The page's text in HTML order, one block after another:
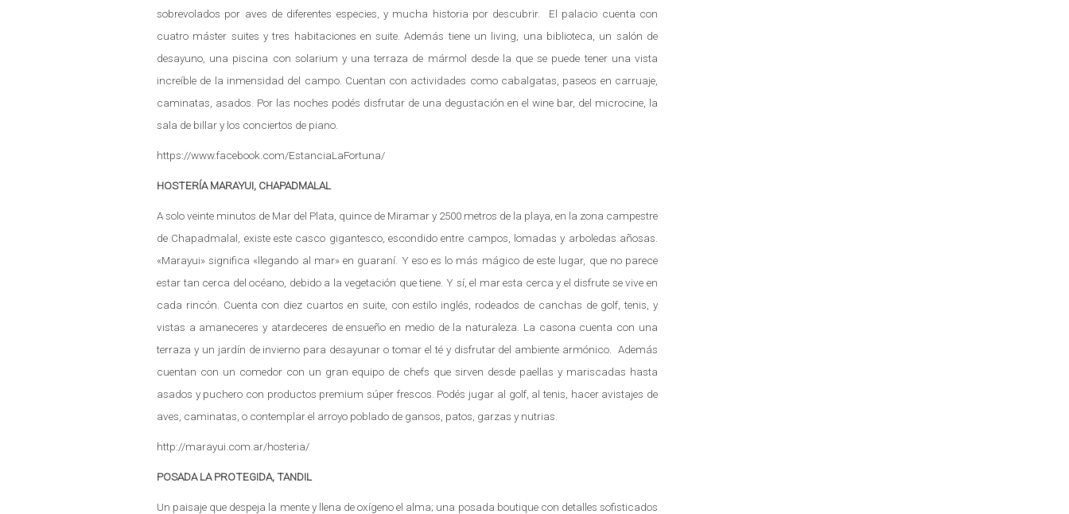
sobrevolados por aves de diferentes especies, y mucha historia por descubrir. El palacio cuenta con
cuatro máster suites y tres habitaciones en suite. Además tiene un living, una biblioteca, un salón de
desayuno, una piscina con solarium y una terraza de mármol desde la que se puede tener una vista
increíble de la inmensidad del campo. Cuentan con actividades como cabalgatas, paseos en carruaje,
caminatas, asados. Por las noches podés disfrutar de una degustación en el wine bar, del microcine, la
sala de billar y los conciertos de piano.
https://www.facebook.com/EstanciaLaFortuna/
HOSTERÍA MARAYUI, CHAPADMALAL
A solo veinte minutos de Mar del Plata, quince de Miramar y 2500 metros de la playa, en la zona campestre
de Chapadmalal, existe este casco gigantesco, escondido entre campos, lomadas y arboledas añosas.
«Marayui» significa «llegando al mar» en guaraní. Y eso es lo más mágico de este lugar, que no parece
estar tan cerca del océano, debido a la vegetación que tiene. Y sí, el mar esta cerca y el disfrute se vive en
cada rincón. Cuenta con diez cuartos en suite, con estilo inglés, rodeados de canchas de golf, tenis, y
vistas a amaneceres y atardeceres de ensueño en medio de la naturaleza. La casona cuenta con una
terraza y un jardín de invierno para desayunar o tomar el té y disfrutar del ambiente armónico. Además
cuentan con un comedor con un gran equipo de chefs que sirven desde paellas y mariscadas hasta
asados y puchero con productos premium súper frescos. Podés jugar al golf, al tenis, hacer avistajes de
aves, caminatas, o contemplar el arroyo poblado de gansos, patos, garzas y nutrias.
http://marayui.com.ar/hosteria/
POSADA LA PROTEGIDA, TANDIL
Un paisaje que despeja la mente y llena de oxígeno el alma; una posada boutique con detalles sofisticados